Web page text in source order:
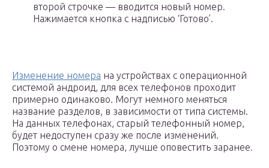
второй строчке — вводится новый номер.
Нажимается кнопка с надписью ‘Готово’.
Изменение номера на устройствах с операционной
системой андроид, для всех телефонов проходит
примерно одинаково. Могут немного меняться
название разделов, в зависимости от типа системы.
На данных телефонах, старый телефонный номер,
будет недоступен сразу же после изменений.
Поэтому о смене номера, лучше оповестить заранее.